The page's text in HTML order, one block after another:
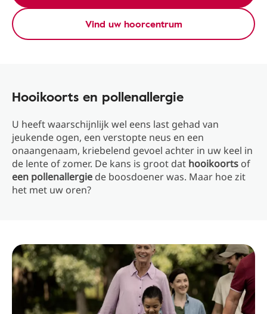
Vind uw hoorcentrum
Hooikoorts en pollenallergie
U heeft waarschijnlijk wel eens last gehad van
jeukende ogen, een verstopte neus en een
onaangenaam, kriebelend gevoel achter in uw keel in
de lente of zomer. De kans is groot dat hooikoorts of
een pollenallergie de boosdoener was. Maar hoe zit
het met uw oren?